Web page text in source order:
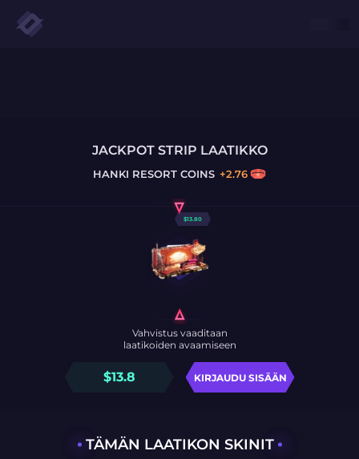
JACKPOT STRIP LAATIKKO
HANKI RESORT COINS +2.76
$13.80
$13.8 KIRJAUDU SISÄÄN
Vahvistus vaaditaan
laatikoiden avaamiseen
TÄMÄN LAATIKON SKINIT